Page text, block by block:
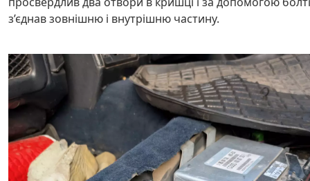
з’єднав зовнішню і внутрішню частину.